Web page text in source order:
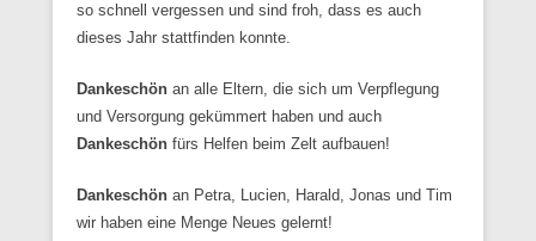
so schnell vergessen und sind froh, dass es auch
dieses Jahr stattfinden konnte.
Dankeschön an alle Eltern, die sich um Verpflegung
und Versorgung gekümmert haben und auch
Dankeschön fürs Helfen beim Zelt aufbauen!
Dankeschön an Petra, Lucien, Harald, Jonas und Tim
wir haben eine Menge Neues gelernt!